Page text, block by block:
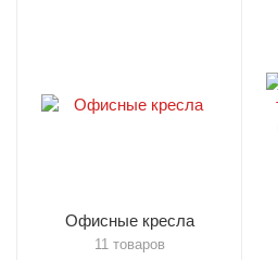
Офисные кресла
11 товаров